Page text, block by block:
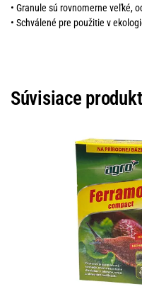
• Granule sú rovnomerne veľké,
• Schválené pre použitie v
Súvisiace